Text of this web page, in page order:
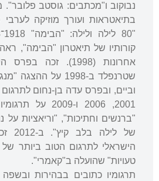
נבוקוב ו"מכתבים: גוסטב פלובר".
בתיאטראות ועורך מוזיקה
קורותיו של תיאטרון "הבימה",
אחרונות (1998).
שטרנפלד ב-1998 על
2001, 2006 ו-2009
"ברנשים וחתיכות", "וריאציות על
של
הישראלי לתרגום הטוב ביותר
טעויות" שהועלה ב"קאמרי".
תרגומיו כתובים בבהירות